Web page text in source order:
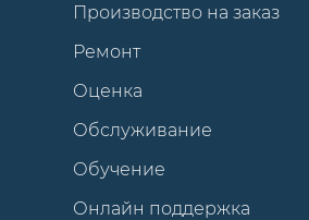
Производство на заказ
Ремонт
Оценка
Обслуживание
Обучение
Онлайн поддержка